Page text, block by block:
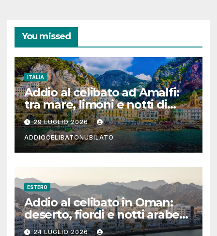
You missed
ITALIA
Addio al celibato ad Amalfi:
tra mare, limoni e notti di
festa in Costiera Amalfitana
29 LUGLIO 2026
ADDIOCELIBATONUBILATO
ESTERO
Addio al celibato in Oman:
deserto, fiordi e notti arabe
tra Muscat e Musandam
24 LUGLIO 2026